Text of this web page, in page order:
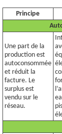
Principe
Une part de la
production est
autoconsommée
et réduit la
facture. Le
surplus est
vendu sur le
réseau.